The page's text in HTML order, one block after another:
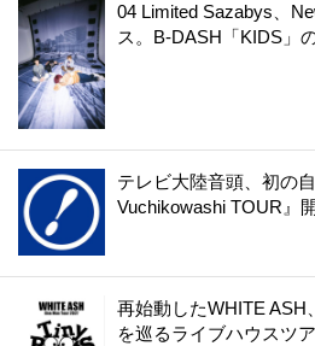
04 Limited Sazabys、
ス。B-DASH「KIDS」
テレビ大陸音頭、初の
Vuchikowashi TOUR』
再始動したWHITE ASH
を巡るライブハウスツ